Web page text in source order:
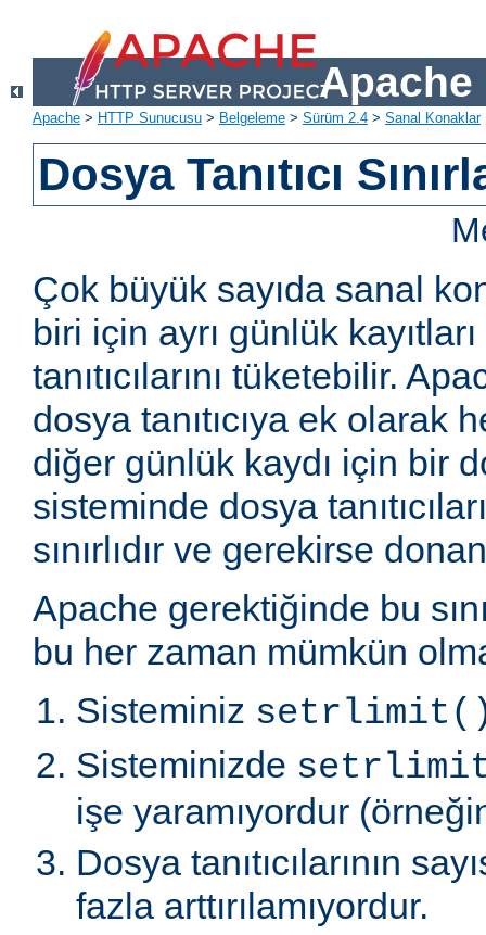
Apache
Apache > HTTP Sunucusu > Belgeleme > Sürüm 2.4 > Sanal Konaklar
Dosya Tanıtıcı
Çok büyük sayıda sanal
biri için ayrı günlük
tanıtıcılarını tüketebilir.
dosya tanıtıcıya ek olarak
diğer günlük kaydı için bir
sisteminde dosya
sınırlıdır ve gerekirse
Apache gerektiğinde bu
bu her zaman mümkün
Sisteminiz
Sisteminizde
işe yaramıyordur
Dosya tanıtıcılarının
fazla arttırılamıyordur.